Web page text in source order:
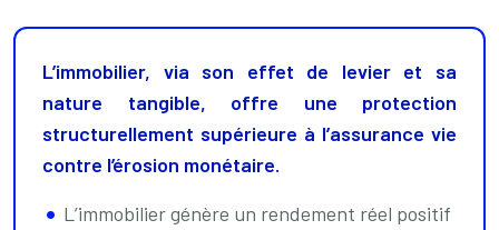
L’immobilier, via son effet de levier et sa
nature tangible, offre une protection
structurellement supérieure à l’assurance vie
contre l’érosion monétaire.
L’immobilier génère un rendement réel positif